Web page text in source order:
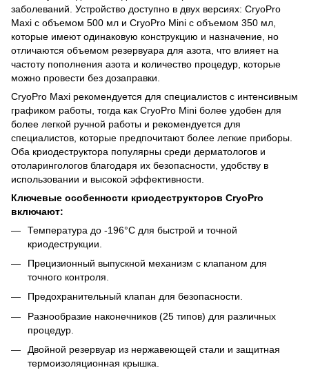
заболеваний. Устройство доступно в двух версиях: CryoPro
Maxi с объемом 500 мл и CryoPro Mini с объемом 350 мл,
которые имеют одинаковую конструкцию и назначение, но
отличаются объемом резервуара для азота, что влияет на
частоту пополнения азота и количество процедур, которые
можно провести без дозаправки.
CryoPro Maxi рекомендуется для специалистов с интенсивным
графиком работы, тогда как CryoPro Mini более удобен для
более легкой ручной работы и рекомендуется для
специалистов, которые предпочитают более легкие приборы.
Оба криодеструктора популярны среди дерматологов и
отоларингологов благодаря их безопасности, удобству в
использовании и высокой эффективности.
Ключевые особенности криодеструкторов CryoPro
включают:
Температура до -196°C для быстрой и точной
криодеструкции.
Прецизионный выпускной механизм с клапаном для
точного контроля.
Предохранительный клапан для безопасности.
Разнообразие наконечников (25 типов) для различных
процедур.
Двойной резервуар из нержавеющей стали и защитная
термоизоляционная крышка.